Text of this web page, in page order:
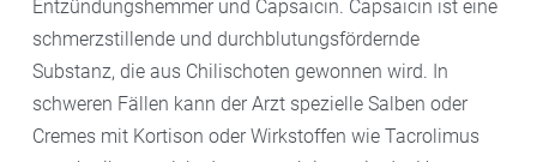
Entzündungshemmer und Capsaicin. Capsaicin ist eine
schmerzstillende und durchblutungsfördernde
Substanz, die aus Chilischoten gewonnen wird. In
schweren Fällen kann der Arzt spezielle Salben oder
Cremes mit Kortison oder Wirkstoffen wie Tacrolimus